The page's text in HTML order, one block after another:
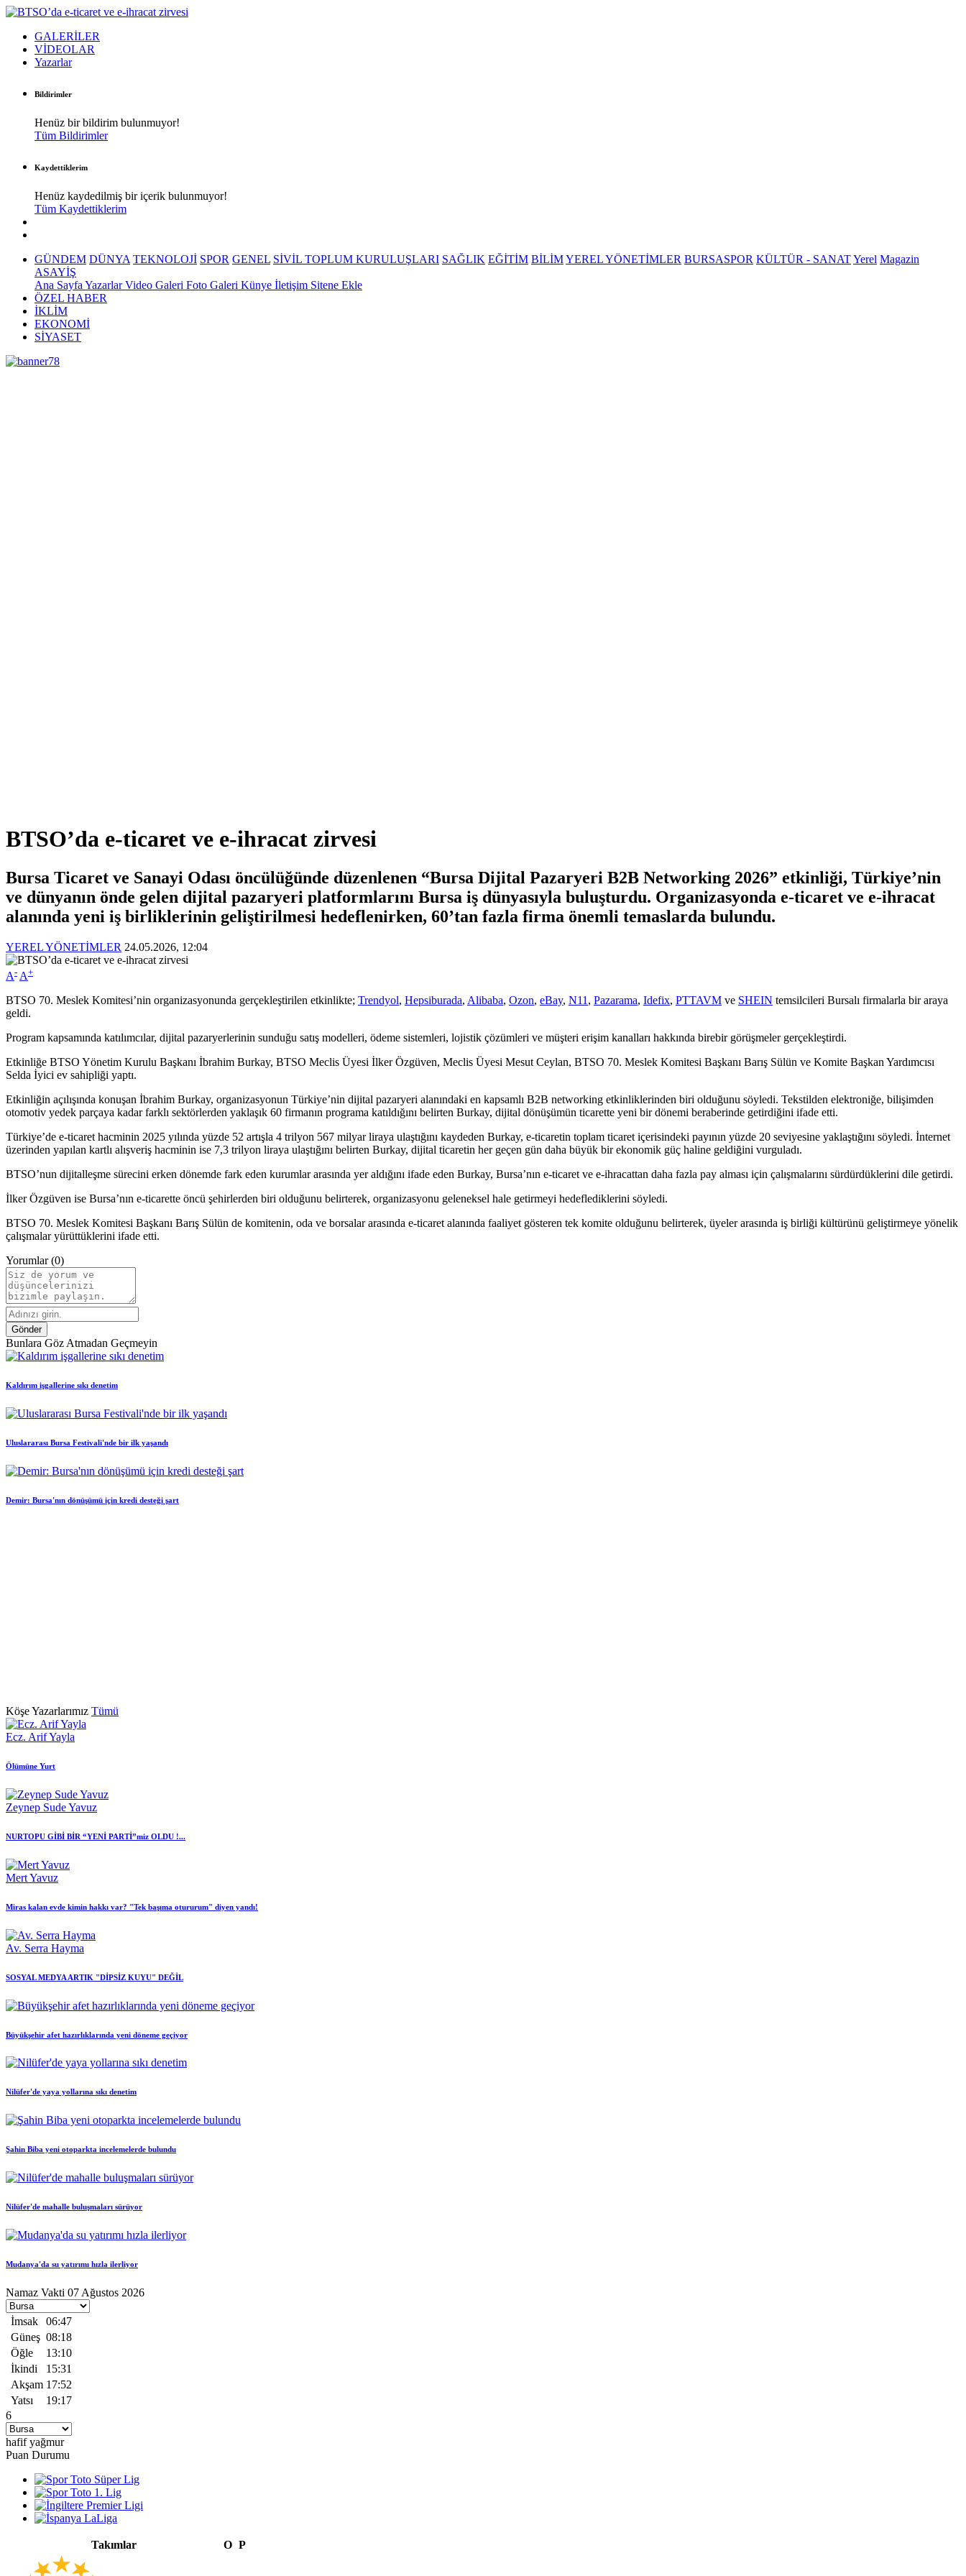
GALERİLER
VİDEOLAR
Yazarlar
Bildirimler
Henüz bir bildirim bulunmuyor!
Tüm Bildirimler
Kaydettiklerim
Henüz kaydedilmiş bir içerik bulunmuyor!
Tüm Kaydettiklerim
GÜNDEM DÜNYA TEKNOLOJİ SPOR GENEL SİVİL TOPLUM KURULUŞLARI SAĞLIK EĞİTİM BİLİMYEREL YÖNETİMLER BURSASPOR KÜLTÜR - SANATYerel Magazin
ASAYİŞ
Ana Sayfa YazarlarVideo Galeri Foto Galeri Künye İletişim Sitene Ekle
ÖZEL HABER
İKLİM
EKONOMİ
SİYASET
BTSO’da e-ticaret ve e-ihracat zirvesi
Bursa Ticaret ve Sanayi Odası öncülüğünde düzenlenen “Bursa Dijital Pazaryeri B2B Networking 2026” etkinliği, Türkiye’nin
ve dünyanın önde gelen dijital pazaryeri platformlarını Bursa iş dünyasıyla buluşturdu. Organizasyonda e-ticaret ve e-ihracat
alanında yeni iş birliklerinin geliştirilmesi hedeflenirken, 60’tan fazla firma önemli temaslarda bulundu.
YEREL YÖNETİMLER 24.05.2026, 12:04
A- A+
BTSO 70. Meslek Komitesi’nin organizasyonunda gerçekleştirilen etkinlikte; Trendyol, Hepsiburada, Alibaba, Ozon, eBay, N11 , Pazarama, Idefix, PTTAVM ve SHEIN temsilcileri Bursalı firmalarla bir araya
geldi.
Program kapsamında katılımcılar, dijital pazaryerlerinin sunduğu satış modelleri, ödeme sistemleri, lojistik çözümleri ve müşteri erişim kanalları hakkında birebir görüşmeler gerçekleştirdi.
Etkinliğe BTSO Yönetim Kurulu Başkanı İbrahim Burkay, BTSO Meclis Üyesi İlker Özgüven, Meclis Üyesi Mesut Ceylan, BTSO 70. Meslek Komitesi Başkanı Barış Sülün ve Komite Başkan Yardımcısı
Selda İyici ev sahipliği yaptı.
Etkinliğin açılışında konuşan İbrahim Burkay, organizasyonun Türkiye’nin dijital pazaryeri alanındaki en kapsamlı B2B networking etkinliklerinden biri olduğunu söyledi. Tekstilden elektroniğe, bilişimden
otomotiv yedek parçaya kadar farklı sektörlerden yaklaşık 60 firmanın programa katıldığını belirten Burkay, dijital dönüşümün ticarette yeni bir dönemi beraberinde getirdiğini ifade etti.
Türkiye’de e-ticaret hacminin 2025 yılında yüzde 52 artışla 4 trilyon 567 milyar liraya ulaştığını kaydeden Burkay, e-ticaretin toplam ticaret içerisindeki payının yüzde 20 seviyesine yaklaştığını söyledi. İnternet
üzerinden yapılan kartlı alışveriş hacminin ise 7,3 trilyon liraya ulaştığını belirten Burkay, dijital ticaretin her geçen gün daha büyük bir ekonomik güç haline geldiğini vurguladı.
BTSO’nun dijitalleşme sürecini erken dönemde fark eden kurumlar arasında yer aldığını ifade eden Burkay, Bursa’nın e-ticaret ve e-ihracattan daha fazla pay alması için çalışmalarını sürdürdüklerini dile getirdi.
İlker Özgüven ise Bursa’nın e-ticarette öncü şehirlerden biri olduğunu belirterek, organizasyonu geleneksel hale getirmeyi hedeflediklerini söyledi.
BTSO 70. Meslek Komitesi Başkanı Barış Sülün de komitenin, oda ve borsalar arasında e-ticaret alanında faaliyet gösteren tek komite olduğunu belirterek, üyeler arasında iş birliği kültürünü geliştirmeye yönelik
çalışmalar yürüttüklerini ifade etti.
Yorumlar (0)
Gönder
Bunlara Göz Atmadan Geçmeyin
Kaldırım işgallerine sıkı denetim
Uluslararası Bursa Festivali'nde bir ilk yaşandı
Demir: Bursa'nın dönüşümü için kredi desteği şart
Köşe Yazarlarımız Tümü
Ecz. Arif Yayla
Ölümüne Yurt
Zeynep Sude Yavuz
NURTOPU GİBİ BİR “YENİ PARTİ”miz OLDU !...
Mert Yavuz
Miras kalan evde kimin hakkı var? "Tek başıma otururum" diyen yandı!
Av. Serra Hayma
SOSYAL MEDYA ARTIK "DİPSİZ KUYU" DEĞİL
Büyükşehir afet hazırlıklarında yeni döneme geçiyor
Nilüfer'de yaya yollarına sıkı denetim
Şahin Biba yeni otoparkta incelemelerde bulundu
Nilüfer'de mahalle buluşmaları sürüyor
Mudanya'da su yatırımı hızla ilerliyor
Namaz Vakti 07 Ağustos 2026
İmsak
06:47
Güneş 08:18
Öğle
13:10
İkindi
15:31
Akşam 17:52
Yatsı
19:17
6
hafif yağmur
Puan Durumu
Takımlar O P